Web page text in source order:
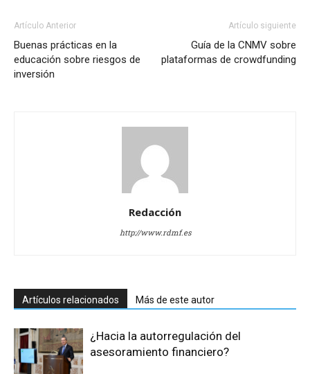
Artículo Anterior
Buenas prácticas en la
educación sobre riesgos de
inversión
Artículo siguiente
Guía de la CNMV sobre
plataformas de crowdfunding
Redacción
http://www.rdmf.es
Artículos relacionados Más de este autor
¿Hacia la autorregulación del
asesoramiento financiero?